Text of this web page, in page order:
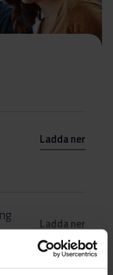
Ladda ner
Ladda ner